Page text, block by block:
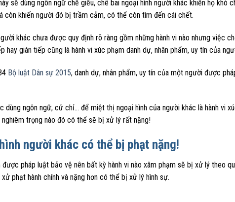
sẽ dùng ngôn ngữ chế giễu, chê bai ngoại hình người khác khiến họ khó
còn khiến người đó bị trầm cảm, có thể còn tìm đến cái chết.
khác chưa được quy định rõ ràng gồm những hành vi nào nhưng việc
hay gián tiếp cũng là hành vi xúc phạm danh dự, nhân phẩm, uy tín của
Bộ luật Dân sự 2015, danh dự, nhân phẩm, uy tín của một người được
dùng ngôn ngữ, cử chỉ… để miệt thị ngoại hình của người khác là hành vi
trọng nào đó có thể sẽ bị xử lý rất nặng!
người khác có thể bị phạt nặng!
được pháp luật bảo vệ nên bất kỳ hành vi nào xâm phạm sẽ bị xử lý theo
phạt hành chính và nặng hơn có thể bị xử lý hình sự.